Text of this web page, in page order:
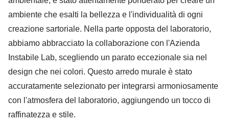
ambiente che esalti la bellezza e l'individualità di ogni
creazione sartoriale. Nella parte opposta del laboratorio,
abbiamo abbracciato la collaborazione con l'Azienda
Instabile Lab, scegliendo un parato eccezionale sia nel
design che nei colori. Questo arredo murale è stato
accuratamente selezionato per integrarsi armoniosamente
con l'atmosfera del laboratorio, aggiungendo un tocco di
raffinatezza e stile.